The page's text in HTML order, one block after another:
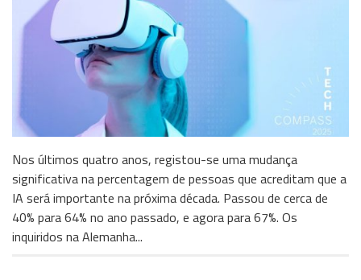
Nos últimos quatro anos, registou-se uma mudança
significativa na percentagem de pessoas que acreditam que a
IA será importante na próxima década. Passou de cerca de
40% para 64% no ano passado, e agora para 67%. Os
inquiridos na Alemanha...